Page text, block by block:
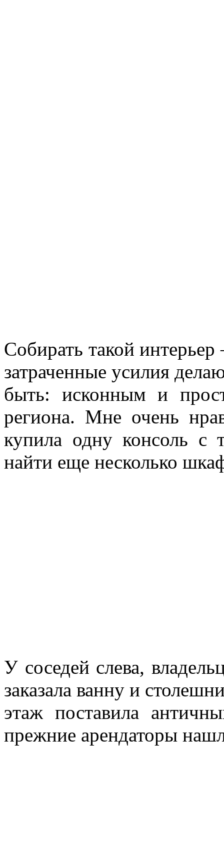
Собирать такой
затраченные усилия
быть: исконным и
региона. Мне очень
купила одну консоль с
найти еще несколько
У соседей слева,
заказала ванну и
этаж поставила
прежние арендаторы